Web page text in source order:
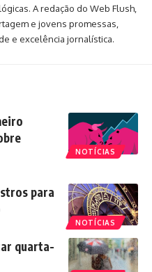
A redação do Web Flush,
e jovens promessas,
e excelência jornalística.
NOTÍCIAS
NOTÍCIAS
para
quarta-